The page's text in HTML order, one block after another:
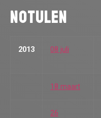
Notulen
2013 08 juli
18 maart
26